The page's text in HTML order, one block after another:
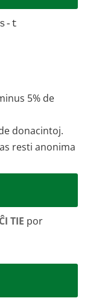
t
5% de
donacintoj.
resti anonima
ĈI TIE por